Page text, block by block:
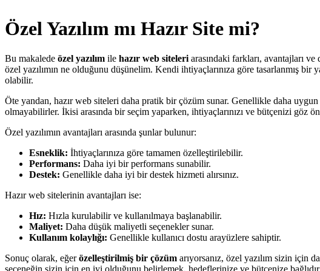
Özel Yazılım mı Hazır Site mi?
Bu makalede özel yazılım ile hazır web siteleri arasındaki farkları, avantajları
özel yazılımın ne olduğunu düşünelim. Kendi ihtiyaçlarınıza göre tasarlanmış
olabilir.
Öte yandan, hazır web siteleri daha pratik bir çözüm sunar. Genellikle daha
olmayabilirler. İkisi arasında bir seçim yaparken, ihtiyaçlarınızı ve bütçenizi göz
Özel yazılımın avantajları arasında şunlar bulunur:
Esneklik: İhtiyaçlarınıza göre tamamen özelleştirilebilir.
Performans: Daha iyi bir performans sunabilir.
Destek: Genellikle daha iyi bir destek hizmeti alırsınız.
Hazır web sitelerinin avantajları ise:
Hız: Hızla kurulabilir ve kullanılmaya başlanabilir.
Maliyet: Daha düşük maliyetli seçenekler sunar.
Kullanım kolaylığı: Genellikle kullanıcı dostu arayüzlere sahiptir.
Sonuç olarak, eğerözelleştirilmiş bir çözüm arıyorsanız, özel yazılım sizin için
seçeneğin sizin için en iyi olduğunu belirlemek, hedeflerinize ve bütçenize bağlıdır.